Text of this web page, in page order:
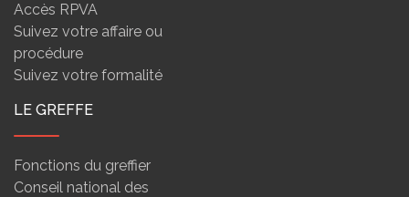
Accès RPVA
Suivez votre affaire ou
procédure
Suivez votre formalité
LE GREFFE
Fonctions du greffier
Conseil national des